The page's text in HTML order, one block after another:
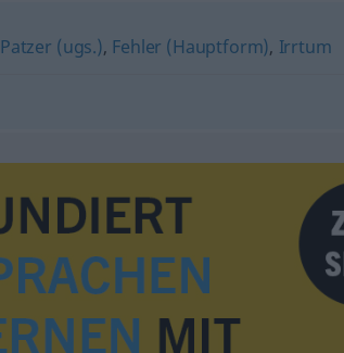
Patzer (ugs.), Fehler (Hauptform), Irrtum